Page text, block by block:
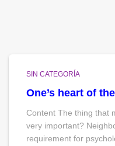
SIN CATEGORÍA
One’s heart of
Content The thing that
very important?
requirement for